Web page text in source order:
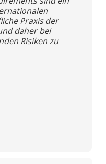
Praxis der
daher bei
Risiken zu